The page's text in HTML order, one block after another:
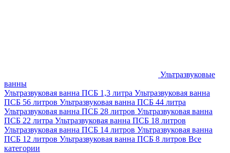
Ультразвуковые
ванны
Ультразвуковая ванна ПСБ 1,3 литра Ультразвуковая ванна
ПСБ 56 литров Ультразвуковая ванна ПСБ 44 литра
Ультразвуковая ванна ПСБ 28 литров Ультразвуковая ванна
ПСБ 22 литра Ультразвуковая ванна ПСБ 18 литров
Ультразвуковая ванна ПСБ 14 литров Ультразвуковая ванна
ПСБ 12 литров Ультразвуковая ванна ПСБ 8 литров Все
категории